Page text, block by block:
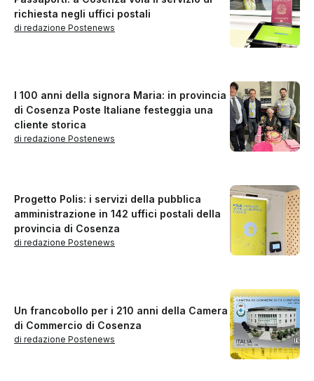
richiesta negli uffici postali
di redazione Postenews
I 100 anni della signora Maria: in provincia
di Cosenza Poste Italiane festeggia una
cliente storica
di redazione Postenews
Progetto Polis: i servizi della pubblica
amministrazione in 142 uffici postali della
provincia di Cosenza
di redazione Postenews
Un francobollo per i 210 anni della Camera
di Commercio di Cosenza
di redazione Postenews